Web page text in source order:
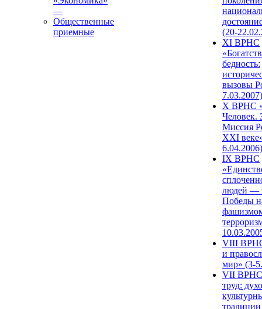
—
Общественные
приемные
(20-
XI ВРНС
бедность:
вызовы
7.03.2007)
X ВРНС
Человек.
Миссия
XXI
6.04.2006)
IX ВРНС
людей —
Победы
VIII
и
мир» (3-
VII ВРНС
труд: